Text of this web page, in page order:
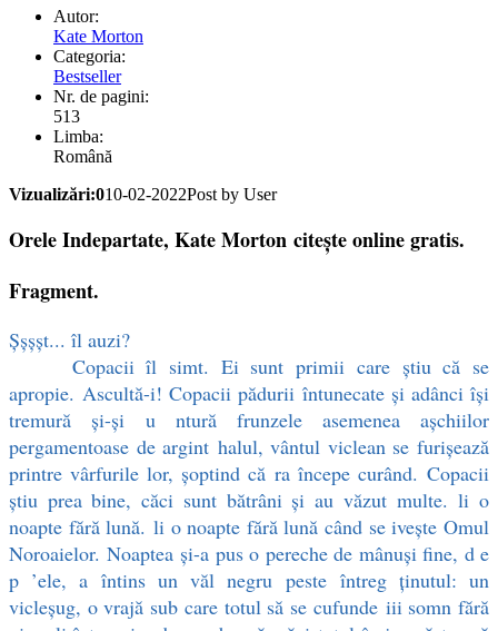
Autor:
Kate Morton
Categoria:
Bestseller
Nr. de pagini:
513
Limba:
Română
Vizualizări:010-02-2022Post by User
Orele Indepartate, Kate Morton citește online gratis.
Fragment.
Şşşşt... îl auzi?
Copacii îl simt. Ei sunt primii care ştiu că se
apropie. Ascultă-i! Copacii pădurii întunecate şi adânci îşi
tremură şi-şi u ntură frunzele asemenea aşchiilor
pergamentoase de argint halul, vântul viclean se furişează
printre vârfurile lor, şoptind că ra începe curând. Copacii
ştiu prea bine, căci sunt bătrâni şi au văzut multe. li o
noapte fără lună. li o noapte fără lună când se iveşte Omul
Noroaielor. Noaptea şi-a pus o pereche de mânuşi fine, d e
p ’ele, a întins un văl negru peste întreg ţinutul: un
vicleşug, o vrajă sub care totul să se cufunde iii somn fără